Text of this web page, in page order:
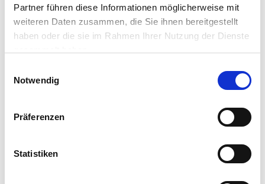
Partner führen diese Informationen möglicherweise mit
weiteren Daten zusammen, die Sie ihnen bereitgestellt
haben oder die sie im Rahmen Ihrer Nutzung der Dienste
Notwendig
Präferenzen
Statistiken
ZUBEHÖR UND PASSENDE ARTIKEL:
19,99 €